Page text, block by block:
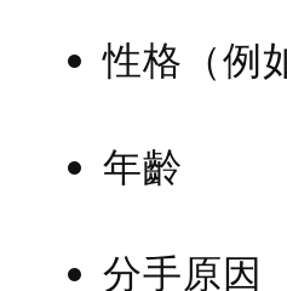
性格（例
年齡
分手原因